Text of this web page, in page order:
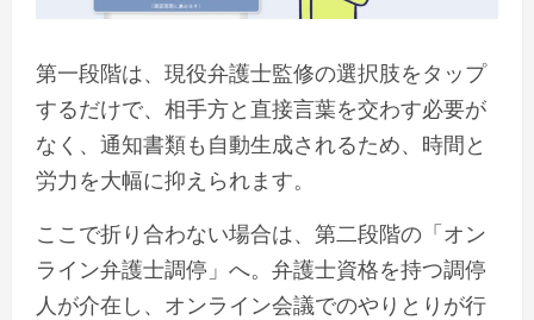
第一段階は、現役弁護士監修の選択肢をタップ
するだけで、相手方と直接言葉を交わす必要が
なく、通知書類も自動生成されるため、時間と
労力を大幅に抑えられます。
ここで折り合わない場合は、第二段階の「オン
ライン弁護士調停」へ。弁護士資格を持つ調停
人が介在し、オンライン会議でのやりとりが行